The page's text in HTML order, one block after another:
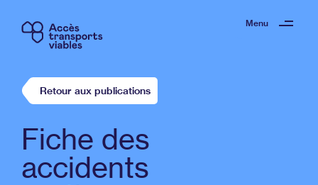
Retour aux publications
Fiche des
accidents
Menu